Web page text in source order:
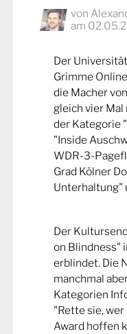
von
am
Der
Grimme
die Macher
gleich vier
der Kategorie
"Inside
WDR-3-
Grad Kölner
Unterhaltung"
Der
on Blindness"
erblindet. Die
manchmal
Kategorien
"Rette sie,
Award hoffen